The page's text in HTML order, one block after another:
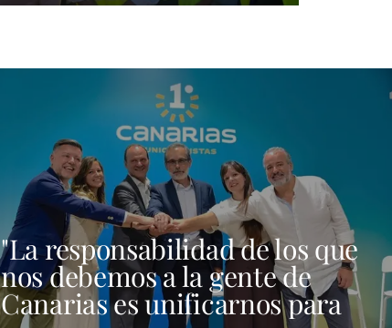
"La responsabilidad de los que
nos debemos a la gente de
Canarias es unificarnos para